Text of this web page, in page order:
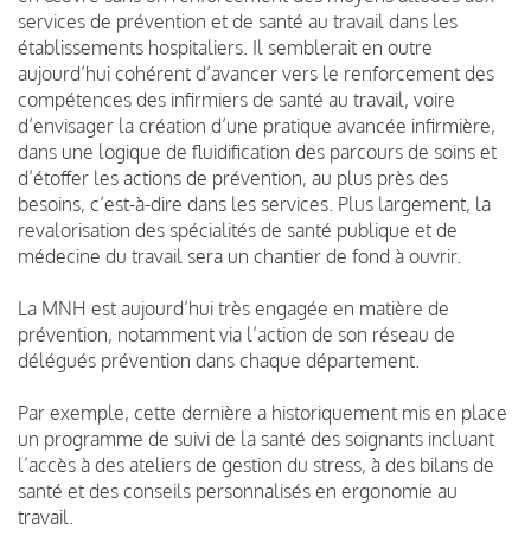
services de prévention et de santé au travail dans les
établissements hospitaliers. Il semblerait en outre
aujourd’hui cohérent d’avancer vers le renforcement des
compétences des infirmiers de santé au travail, voire
d’envisager la création d’une pratique avancée infirmière,
dans une logique de fluidification des parcours de soins et
d’étoffer les actions de prévention, au plus près des
besoins, c’est-à-dire dans les services. Plus largement, la
revalorisation des spécialités de santé publique et de
médecine du travail sera un chantier de fond à ouvrir.
La MNH est aujourd’hui très engagée en matière de
prévention, notamment via l’action de son réseau de
délégués prévention dans chaque département.
Par exemple, cette dernière a historiquement mis en place
un programme de suivi de la santé des soignants incluant
l’accès à des ateliers de gestion du stress, à des bilans de
santé et des conseils personnalisés en ergonomie au
travail.